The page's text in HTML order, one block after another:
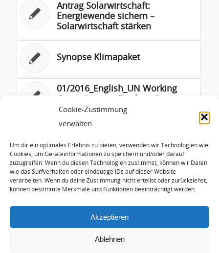
Cookie-Zustimmung
verwalten
Um dir ein optimales Erlebnis zu bieten, verwenden wir Technologien wie
Cookies, um Geräteinformationen zu speichern und/oder darauf
zuzugreifen. Wenn du diesen Technologien zustimmst, können wir Daten
wie das Surfverhalten oder eindeutige IDs auf dieser Website
verarbeiten. Wenn du deine Zustimmung nicht erteilst oder zurückziehst,
können bestimmte Merkmale und Funktionen beeinträchtigt werden.
Akzeptieren
Ablehnen
Antrag Solarwirtschaft:
Energiewende sichern –
Solarwirtschaft stärken
Synopse Klimapaket
01/2016_English_UN Working
Human Rights
Koalitionsvertrages
Positionspapier EnBW zum EEG